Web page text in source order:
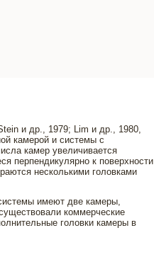
и др., 1979; Lim и др., 1980,
камерой и системы с
камер увеличивается
перпендикулярно к поверхности
несколькими головками
имеют две камеры,
коммерческие
головки камеры в